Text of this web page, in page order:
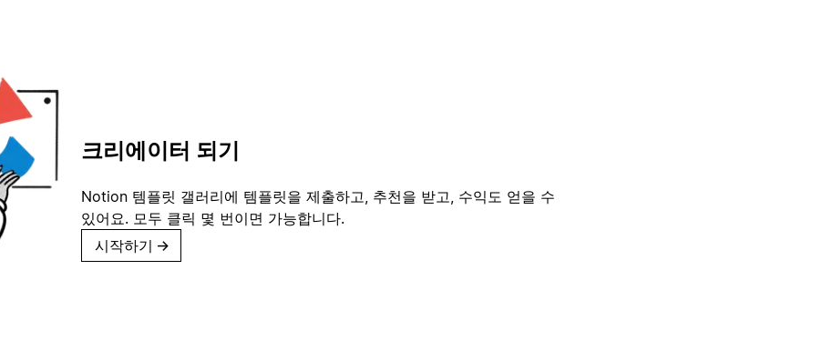
크리에이터 되기
Notion 템플릿 갤러리에 템플릿을 제출하고, 추천을 받고, 수익도 얻을 수
있어요. 모두 클릭 몇 번이면 가능합니다.
시작하기 →